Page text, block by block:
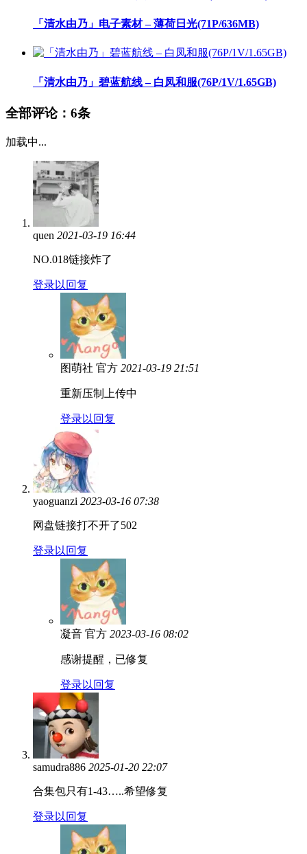
「清水由乃」电子素材 – 薄荷日光(71P/636MB)
「清水由乃」碧蓝航线 – 白凤和服(76P/1V/1.65GB)
全部评论： 6条
加载中...
quen 2021-03-19 16:44
NO.018链接炸了
登录以回复
图萌社 官方 2021-03-19 21:51
重新压制上传中
登录以回复
yaoguanzi 2023-03-16 07:38
网盘链接打不开了502
登录以回复
凝音 官方 2023-03-16 08:02
感谢提醒，已修复
登录以回复
samudra886 2025-01-20 22:07
合集包只有1-43…..希望修复
登录以回复